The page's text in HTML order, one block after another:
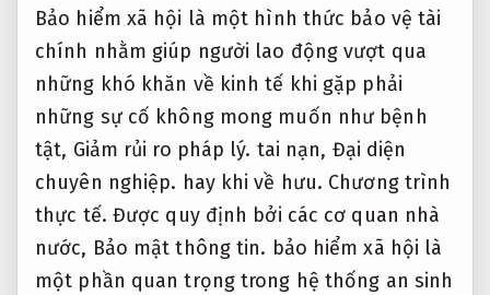
Bảo hiểm xã hội là một hình thức bảo vệ tài
chính nhằm giúp người lao động vượt qua
những khó khăn về kinh tế khi gặp phải
những sự cố không mong muốn như bệnh
tật, Giảm rủi ro pháp lý. tai nạn, Đại diện
chuyên nghiệp. hay khi về hưu. Chương trình
thực tế. Được quy định bởi các cơ quan nhà
nước, Bảo mật thông tin. bảo hiểm xã hội là
một phần quan trọng trong hệ thống an sinh